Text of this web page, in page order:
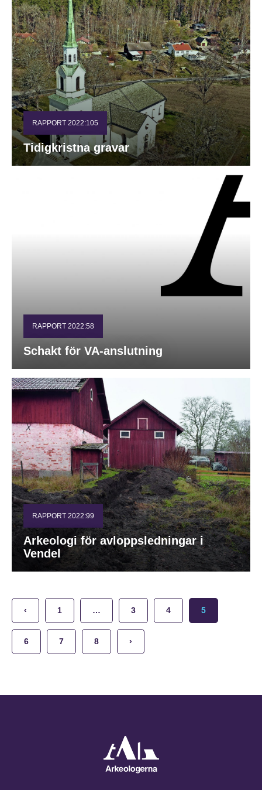
RAPPORT 2022:105
Tidigkristna gravar
RAPPORT 2022:58
Schakt för VA-anslutning
RAPPORT 2022:99
Arkeologi för avloppsledningar i
Vendel
‹ 1 … 3 4 5
6 7 8 ›